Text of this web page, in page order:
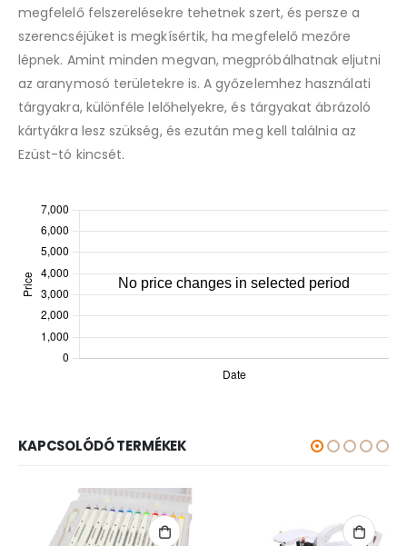
megfelelő felszerelésekre tehetnek szert, és persze a
szerencséjüket is megkísértik, ha megfelelő mezőre
lépnek. Amint minden megvan, megpróbálhatnak eljutni
az aranymosó területekre is. A győzelemhez használati
tárgyakra, különféle lelőhelyekre, és tárgyakat ábrázoló
kártyákra lesz szükség, és ezután meg kell találnia az
Ezüst-tó kincsét.
KAPCSOLÓDÓ TERMÉKEK